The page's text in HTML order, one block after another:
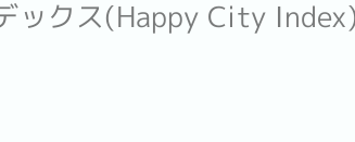
ックス(Happy City